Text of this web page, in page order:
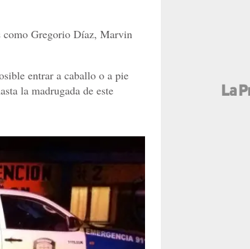
como Gregorio Díaz, Marvin
entrar a caballo o a pie
la madrugada de este